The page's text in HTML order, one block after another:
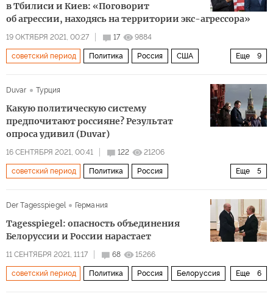
в Тбилиси и Киев: «Поговорит
об агрессии, находясь на территории экс-агрессора»
19 ОКТЯБРЯ 2021, 00:27 17 9884
Еще 9
советский период Политика Россия США
министр обороны
Duvar Турция
Какую политическую систему
предпочитают россияне? Результат
опроса удивил (Duvar)
16 СЕНТЯБРЯ 2021, 00:41 122 21206
Еще 5
советский период Политика Россия
иноагент
Der Tagesspiegel Германия
Tagesspiegel: опасность объединения
Белоруссии и России нарастает
11 СЕНТЯБРЯ 2021, 11:17 68 15266
Еще 6
советский период Политика Россия Белоруссия